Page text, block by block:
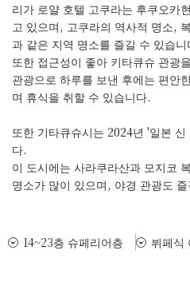
리가 로얄 호텔 고쿠라는 후쿠오카
고 있으며, 고쿠라의 역사적 명소,
과 같은 지역 명소를 즐길 수 있습니
또한 접근성이 좋아 키타큐슈 관광
관광으로 하루를 보낸 후에는 편안
며 휴식을 취할 수 있습니다.
또한 기타큐슈시는 2024년 '일본
다.
이 도시에는 사라쿠라산과 모지코
명소가 많이 있으며, 야경 관광도
14~23층 슈페리어층 뷔페식